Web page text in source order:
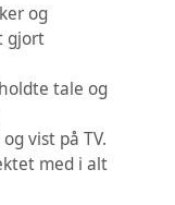
og
gjort
tale og
vist på TV.
med i alt